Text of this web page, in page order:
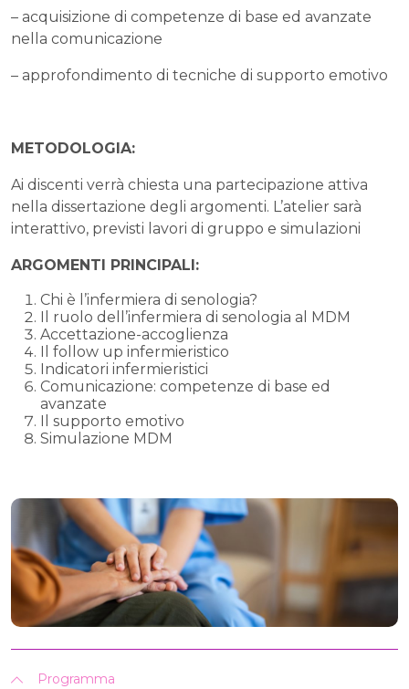
– acquisizione di competenze di base ed avanzate
nella comunicazione
– approfondimento di tecniche di supporto emotivo
METODOLOGIA:
Ai discenti verrà chiesta una partecipazione attiva
nella dissertazione degli argomenti. L’atelier sarà
interattivo, previsti lavori di gruppo e simulazioni
ARGOMENTI PRINCIPALI:
Chi è l’infermiera di senologia?
Il ruolo dell’infermiera di senologia al MDM
Accettazione-accoglienza
Il follow up infermieristico
Indicatori infermieristici
Comunicazione: competenze di base ed
avanzate
Il supporto emotivo
Simulazione MDM
Programma